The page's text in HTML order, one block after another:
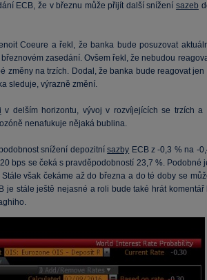
ECB, že v březnu může přijít další snížení sazeb
Coeure a řekl, že banka bude posuzovat
zasedání. Ovšem řekl, že nebudou
změny na trzích. Dodal, že banka bude reagovat jen
sleduje, výrazně změní.
v delším horizontu, vývoj v rozvíjejících se trzích a
nenafukuje nějaká bublina.
snížení depozitnísazby ECB z -0,3 % na -
bps se čeká s pravděpodobností 23,7 %. Podobné
však čekáme až do března a do té doby se
je stále ještě nejasné a roli bude také hrát komentář